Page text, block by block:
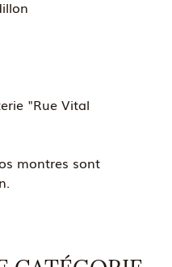
"Rue Vital
montres sont